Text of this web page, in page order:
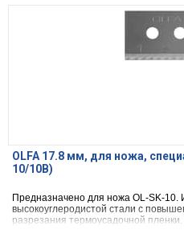
OLFA 17.8 мм, для ножа,
10/10B)
Предназначено для ножа OL-SK-10.
высокоуглеродистой стали с
разрезания термоусадочной